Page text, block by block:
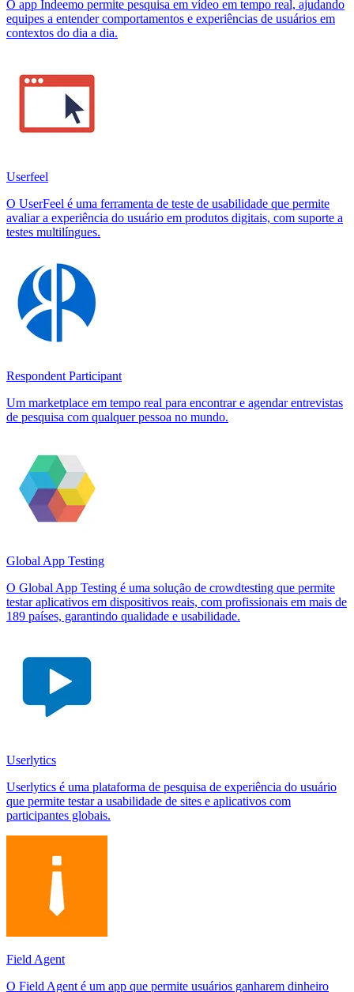
O app Indeemo permite pesquisa em vídeo em tempo real, ajudando
equipes a entender comportamentos e experiências de usuários em
contextos do dia a dia.
Userfeel
O UserFeel é uma ferramenta de teste de usabilidade que permite
avaliar a experiência do usuário em produtos digitais, com suporte a
testes multilíngues.
Respondent Participant
Um marketplace em tempo real para encontrar e agendar entrevistas
de pesquisa com qualquer pessoa no mundo.
Global App Testing
O Global App Testing é uma solução de crowdtesting que permite
testar aplicativos em dispositivos reais, com profissionais em mais de
189 países, garantindo qualidade e usabilidade.
Userlytics
Userlytics é uma plataforma de pesquisa de experiência do usuário
que permite testar a usabilidade de sites e aplicativos com
participantes globais.
Field Agent
O Field Agent é um app que permite usuários ganharem dinheiro